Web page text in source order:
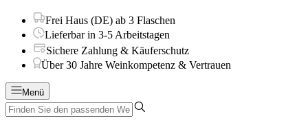
Frei Haus (DE) ab 3 Flaschen
Lieferbar in 3-5 Arbeitstagen
Sichere Zahlung & Käuferschutz
Über 30 Jahre Weinkompetenz & Vertrauen
Menü